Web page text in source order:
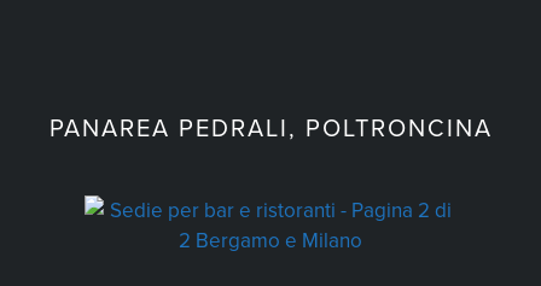
PANAREA PEDRALI, POLTRONCINA